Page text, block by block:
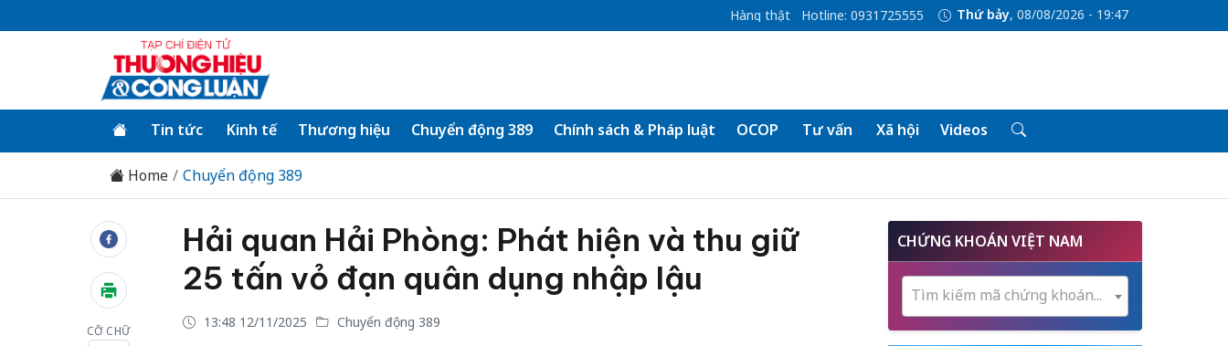
Hàng thật Hotline: 0931725555 Thứ bảy, 08/08/2026 - 19:47
Tin tức Kinh tế Thương hiệu Chuyển động 389 Chính sách & Pháp luật OCOP Tư vấn Xã hội Videos
Home Chuyển động 389
CỠ CHỮ
Hải quan Hải Phòng: Phát hiện và thu giữ
25 tấn vỏ đạn quân dụng nhập lậu
13:48 12/11/2025 Chuyển động 389
CHỨNG KHOÁN VIỆT NAM
Tìm kiếm mã chứng khoán...